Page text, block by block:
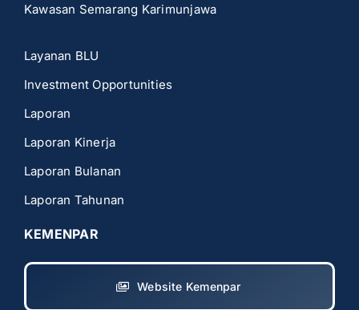
Kawasan Semarang Karimunjawa
Layanan BLU
Investment Opportunities
Laporan
Laporan Kinerja
Laporan Bulanan
Laporan Tahunan
KEMENPAR
Website Kemenpar